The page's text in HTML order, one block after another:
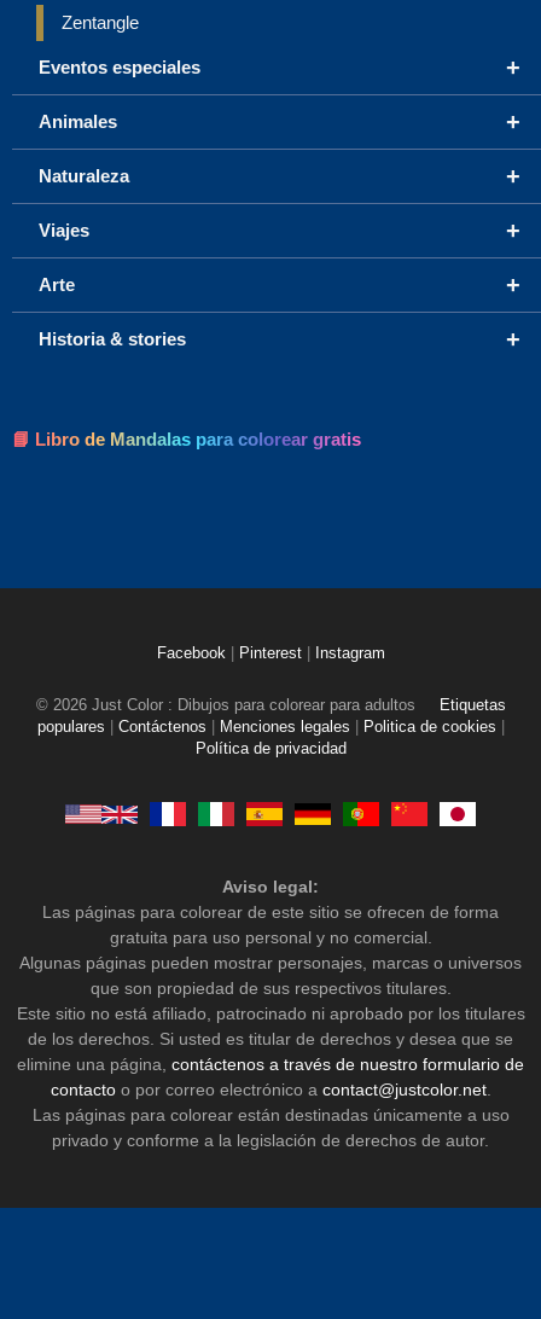
Zentangle
+
Eventos especiales
+
Animales
+
Naturaleza
+
Viajes
+
Arte
+
Historia & stories
📘 Libro de Mandalas para colorear gratis
Facebook Pinterest Instagram
© 2026 Just Color : Dibujos para colorear para adultos
Etiquetas
populares
Contáctenos Menciones legales Politica de cookies
Política de privacidad
Aviso legal:
Las páginas para colorear de este sitio se ofrecen de forma
gratuita para uso personal y no comercial.
Algunas páginas pueden mostrar personajes, marcas o universos
que son propiedad de sus respectivos titulares.
Este sitio no está afiliado, patrocinado ni aprobado por los titulares
de los derechos. Si usted es titular de derechos y desea que se
elimine una página, contáctenos a través de nuestro formulario de
contactoo por correo electrónico a contact@justcolor.net.
Las páginas para colorear están destinadas únicamente a uso
privado y conforme a la legislación de derechos de autor.